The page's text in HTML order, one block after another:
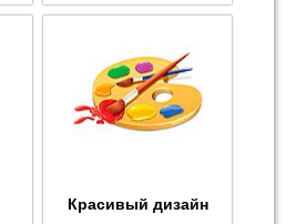
Красивый дизайн